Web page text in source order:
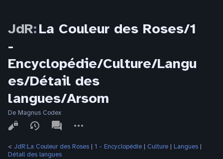
JdR:La Couleur des Roses/1
-
Encyclopédie/Culture/Langu
es/Détail des
langues/Arsom
De Magnus Codex
Affichages
associated-
pages
actions
< JdR:La Couleur des Roses ‎ | 1 - Encyclopédie ‎ | Culture ‎ | Langues ‎ |
Détail des langues